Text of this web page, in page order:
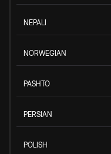
NEPALI
NORWEGIAN
PASHTO
PERSIAN
POLISH